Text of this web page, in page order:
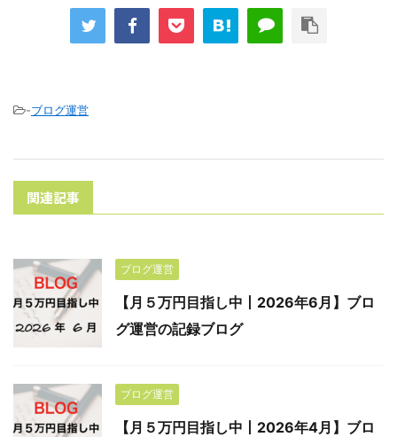
-ブログ運営
関連記事
ブログ運営
【月５万円目指し中丨2026年6月】ブロ
グ運営の記録ブログ
ブログ運営
【月５万円目指し中丨2026年4月】ブロ